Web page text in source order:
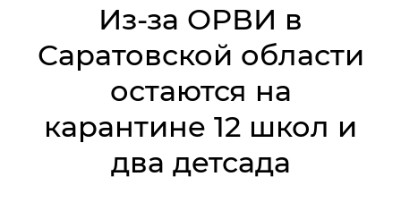
Из-за ОРВИ в
Саратовской области
остаются на
карантине 12 школ и
два детсада